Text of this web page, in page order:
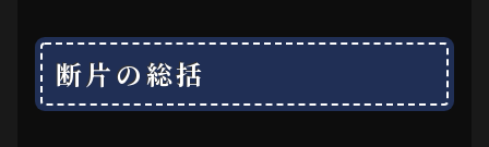
断片の総括